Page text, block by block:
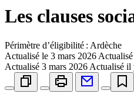
Les clauses
Périmètre d’éligibilité : Ardèche
Actualisé le 3 mars 2026
Actualisé 3 mars 2026 Actualisé il